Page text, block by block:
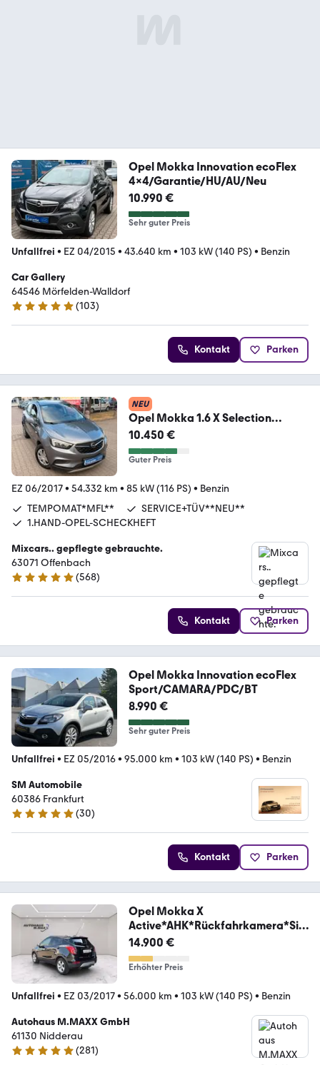
Opel Mokka Innovation ecoFlex
4x4/Garantie/HU/AU/Neu
10.990 €
Sehr guter Preis
Unfallfrei • EZ 04/2015 • 43.640 km • 103 kW (140 PS) • Benzin
Car Gallery
64546 Mörfelden-Walldorf
4.9 Sterne
(103)
Kontakt Parken
NEU
Opel Mokka 1.6 X Selection
Start/Stop*1.HAND*MFL*TEMP
10.450 €
Guter Preis
EZ 06/2017• 54.332 km • 85 kW (116 PS) • Benzin
TEMPOMAT*MFL**
SERVICE+TÜV**NEU**
1.HAND-OPEL-SCHECKHEFT
Mixcars.. gepflegte gebrauchte.
63071 Offenbach
4.8 Sterne
(568)
Kontakt Parken
Opel Mokka Innovation ecoFlex
Sport/CAMARA/PDC/BT
8.990 €
Sehr guter Preis
Unfallfrei • EZ 05/2016• 95.000 km • 103 kW (140 PS) • Benzin
SM Automobile
60386 Frankfurt
4.8 Sterne
(30)
Kontakt Parken
Opel Mokka X
Active*AHK*Rückfahrkamera*Sitz
heizung
14.900 €
Erhöhter Preis
Unfallfrei • EZ 03/2017• 56.000 km • 103 kW (140 PS) • Benzin
Autohaus M.MAXX GmbH
61130 Nidderau
4.9 Sterne
(281)